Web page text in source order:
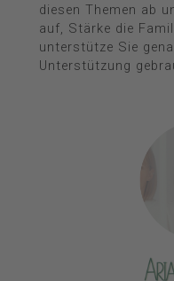
diesen Themen ab
auf, Stärke die
unterstütze Sie
Unterstützung